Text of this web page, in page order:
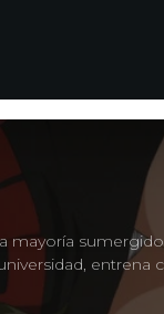
mayoría